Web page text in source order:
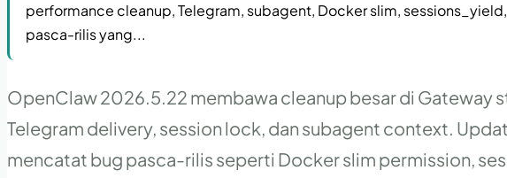
performance cleanup, Telegram, subagent, Docker slim,
pasca-rilis yang...
OpenClaw 2026.5.22 membawa cleanup besar di Gateway
Telegram delivery, session lock, dan subagent context.
mencatat bug pasca-rilis seperti Docker slim permission,